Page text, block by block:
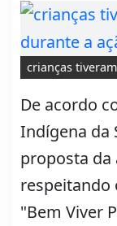
crianças
De acordo
Indígena da
proposta da
respeitando
"Bem Viver